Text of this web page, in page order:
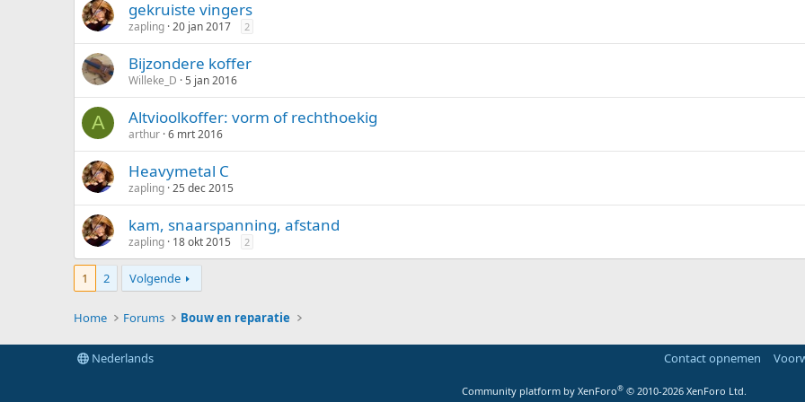
gekruiste vingers
zapling 20 jan 2017 2
Bijzondere koffer
Willeke_D 5 jan 2016
A Altvioolkoffer: vorm of rechthoekig
arthur 6 mrt 2016
Heavymetal C
zapling 25 dec 2015
kam, snaarspanning, afstand
zapling 18 okt 2015 2
1 2 Volgende
Home Forums Bouw en reparatie
Nederlands Contact opnemen
Community platform by XenForo® © 2010-2026 XenForo Ltd.